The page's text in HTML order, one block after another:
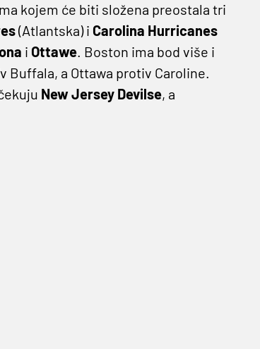
kojem će biti složena preostala tri
(Atlantska) i Carolina Hurricanes
i Ottawe. Boston ima bod više i
a Ottawa protiv Caroline.
New Jersey Devilse, a